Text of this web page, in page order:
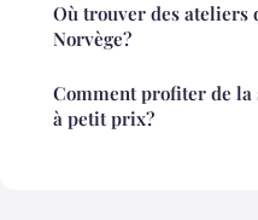
Où trouver des ateliers
Norvège?
Comment profiter de la
à petit prix?